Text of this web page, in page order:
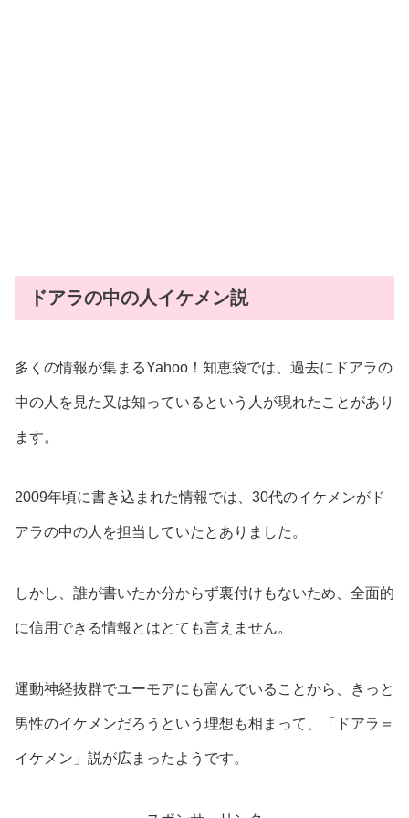
ドアラの中の人イケメン説
多くの情報が集まるYahoo！知恵袋では、過去にドアラの
中の人を見た又は知っているという人が現れたことがあり
ます。
2009年頃に書き込まれた情報では、30代のイケメンがド
アラの中の人を担当していたとありました。
しかし、誰が書いたか分からず裏付けもないため、全面的
に信用できる情報とはとても言えません。
運動神経抜群でユーモアにも富んでいることから、きっと
男性のイケメンだろうという理想も相まって、「ドアラ＝
イケメン」説が広まったようです。